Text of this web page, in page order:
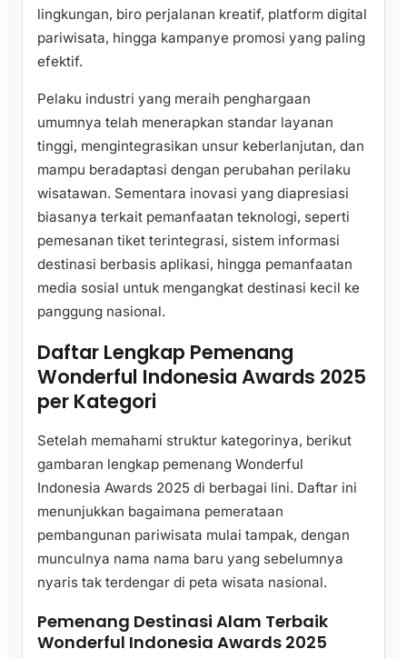
lingkungan, biro perjalanan kreatif, platform digital
pariwisata, hingga kampanye promosi yang paling
efektif.
Pelaku industri yang meraih penghargaan
umumnya telah menerapkan standar layanan
tinggi, mengintegrasikan unsur keberlanjutan, dan
mampu beradaptasi dengan perubahan perilaku
wisatawan. Sementara inovasi yang diapresiasi
biasanya terkait pemanfaatan teknologi, seperti
pemesanan tiket terintegrasi, sistem informasi
destinasi berbasis aplikasi, hingga pemanfaatan
media sosial untuk mengangkat destinasi kecil ke
panggung nasional.
Daftar Lengkap Pemenang
Wonderful Indonesia Awards 2025
per Kategori
Setelah memahami struktur kategorinya, berikut
gambaran lengkap pemenang Wonderful
Indonesia Awards 2025 di berbagai lini. Daftar ini
menunjukkan bagaimana pemerataan
pembangunan pariwisata mulai tampak, dengan
munculnya nama nama baru yang sebelumnya
nyaris tak terdengar di peta wisata nasional.
Pemenang Destinasi Alam Terbaik
Wonderful Indonesia Awards 2025